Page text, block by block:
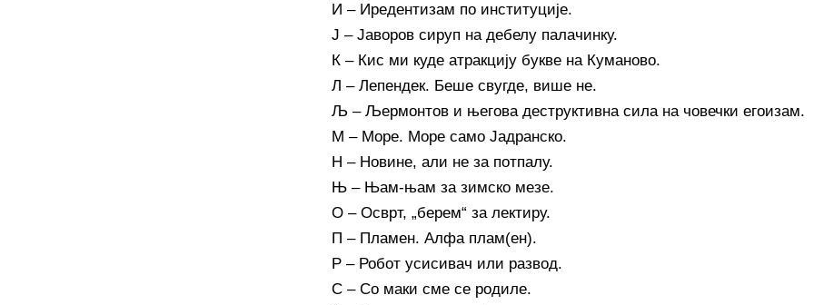
И – Иредентизам по институције.
Ј – Јаворов сируп на дебелу палачинку.
К – Кис ми куде атракцију букве на Куманово.
Л – Лепендек. Беше свугде, више не.
Љ – Љермонтов и његова деструктивна сила на човечки егоизам.
М – Море. Море само Јадранско.
Н – Новине, али не за потпалу.
Њ – Њам-њам за зимско мезе.
О – Осврт, „берем“ за лектиру.
П – Пламен. Алфа плам(ен).
Р – Робот усисивач или развод.
С – Со маки сме се родиле.